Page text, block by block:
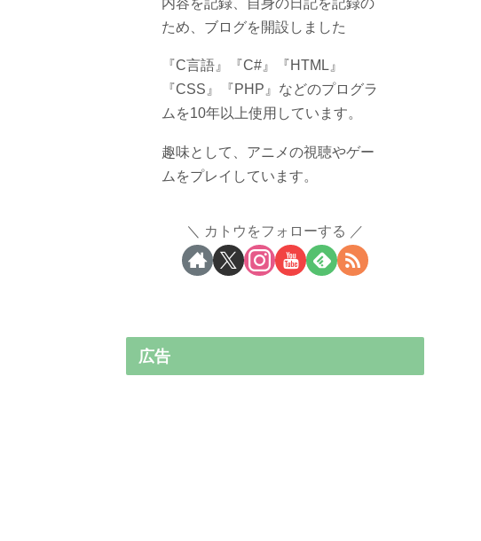
ため、ブログを開設しました
『C言語』『C#』『HTML』
『CSS』『PHP』などのプログラ
ムを10年以上使用しています。
趣味として、アニメの視聴やゲー
ムをプレイしています。
カトウをフォローする
広告